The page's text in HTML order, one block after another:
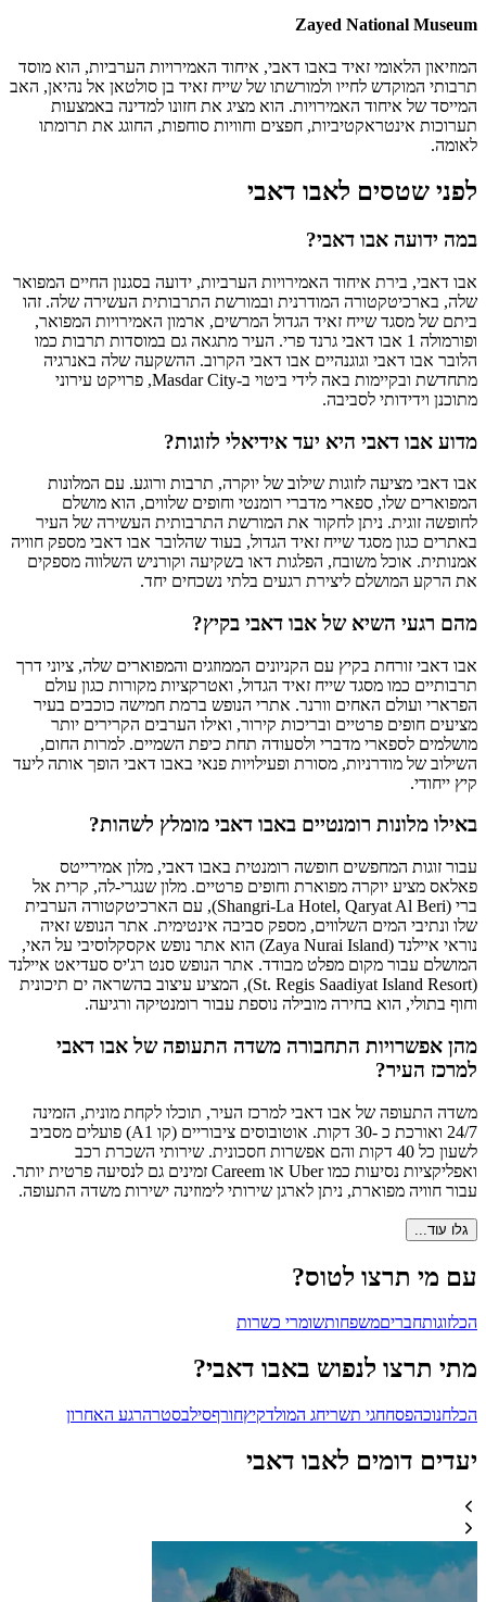
Zayed National Museum
המוזיאון הלאומי זאיד באבו דאבי, איחוד האמירויות הערביות, הוא מוסד
תרבותי המוקדש לחייו ולמורשתו של שייח זאיד בן סולטאן אל נהיאן, האב
המייסד של איחוד האמירויות. הוא מציג את חזונו למדינה באמצעות
תערוכות אינטראקטיביות, חפצים וחוויות סוחפות, החוגג את תרומתו
לאומה.
לפני שטסים לאבו דאבי
במה ידועה אבו דאבי?
אבו דאבי, בירת איחוד האמירויות הערביות, ידועה בסגנון החיים המפואר
שלה, בארכיטקטורה המודרנית ובמורשת התרבותית העשירה שלה. זהו
ביתם של מסגד שייח זאיד הגדול המרשים, ארמון האמירויות המפואר,
ופורמולה 1 אבו דאבי גרנד פרי. העיר מתגאה גם במוסדות תרבות כמו
הלובר אבו דאבי וגוגנהיים אבו דאבי הקרוב. ההשקעה שלה באנרגיה
מתחדשת ובקיימות באה לידי ביטוי ב-Masdar City, פרויקט עירוני
מתוכנן וידידותי לסביבה.
מדוע אבו דאבי היא יעד אידיאלי לזוגות?
אבו דאבי מציעה לזוגות שילוב של יוקרה, תרבות ורוגע. עם המלונות
המפוארים שלו, ספארי מדברי רומנטי וחופים שלווים, הוא מושלם
לחופשה זוגית. ניתן לחקור את המורשת התרבותית העשירה של העיר
באתרים כגון מסגד שייח זאיד הגדול, בעוד שהלובר אבו דאבי מספק חוויה
אמנותית. אוכל משובח, הפלגות דאו בשקיעה וקורניש השלווה מספקים
את הרקע המושלם ליצירת רגעים בלתי נשכחים יחד.
מהם רגעי השיא של אבו דאבי בקיץ?
אבו דאבי זורחת בקיץ עם הקניונים הממוזגים והמפוארים שלה, ציוני דרך
תרבותיים כמו מסגד שייח זאיד הגדול, ואטרקציות מקורות כגון עולם
הפרארי ועולם האחים וורנר. אתרי הנופש ברמת חמישה כוכבים בעיר
מציעים חופים פרטיים ובריכות קירור, ואילו הערבים הקרירים יותר
מושלמים לספארי מדברי ולסעודה תחת כיפת השמיים. למרות החום,
השילוב של מודרניות, מסורת ופעילויות פנאי באבו דאבי הופך אותה ליעד
קיץ ייחודי.
באילו מלונות רומנטיים באבו דאבי מומלץ לשהות?
עבור זוגות המחפשים חופשה רומנטית באבו דאבי, מלון אמירייטס
פאלאס מציע יוקרה מפוארת וחופים פרטיים. מלון שנגרי-לה, קרית אל
ברי (Shangri-La Hotel, Qaryat Al Beri), עם הארכיטקטורה הערבית
שלו ונתיבי המים השלווים, מספק סביבה אינטימית. אתר הנופש זאיה
נוראי איילנד (Zaya Nurai Island) הוא אתר נופש אקסקלוסיבי על האי,
המושלם עבור מקום מפלט מבודד. אתר הנופש סנט רג'יס סעדיאט איילנד
(St. Regis Saadiyat Island Resort), המציע עיצוב בהשראה ים תיכונית
וחוף בתולי, הוא בחירה מובילה נוספת עבור רומנטיקה ורגיעה.
מהן אפשרויות התחבורה משדה התעופה של אבו דאבי
למרכז העיר?
משדה התעופה של אבו דאבי למרכז העיר, תוכלו לקחת מונית, הזמינה
24/7 ואורכת כ -30 דקות. אוטובוסים ציבוריים (קו A1) פועלים מסביב
לשעון כל 40 דקות והם אפשרות חסכונית. שירותי השכרת רכב
ואפליקציות נסיעות כמו Uber או Careem זמינים גם לנסיעה פרטית יותר.
עבור חוויה מפוארת, ניתן לארגן שירותי לימוזינה ישירות משדה התעופה.
גלו עוד...
עם מי תרצו לטוס?
הכלזוגותחבריםמשפחותשומרי כשרות
מתי תרצו לנפוש באבו דאבי?
הכלחנוכהפסחחגי תשריחג המולדקיץחורףסילבסטרהרגע האחרון
יעדים דומים לאבו דאבי